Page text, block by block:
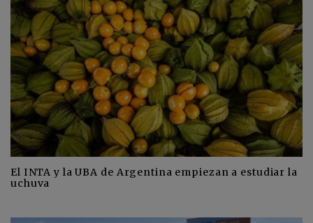
El INTA y la UBA de Argentina empiezan a estudiar la
uchuva